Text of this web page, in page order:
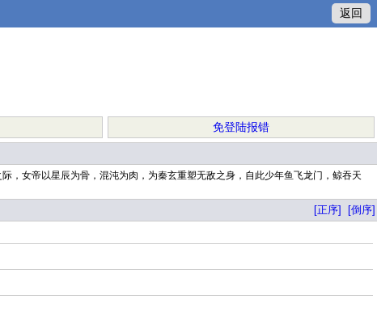
返回
免登陆报错
，女帝以星辰为骨，混沌为肉，为秦玄重塑无敌之身，自此少年鱼飞龙门，鲸吞天
[正序] [倒序]